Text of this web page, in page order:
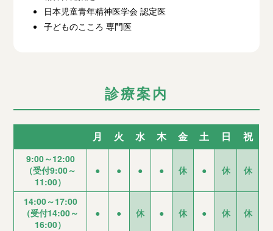
日本児童青年精神医学会 認定医
子どものこころ 専門医
診療案内
月 火 水 木 金 土 日 祝
9:00～12:00
（受付9:00～
11:00）
● ● ● ● 休 ● 休 休
14:00～17:00
（受付14:00～
16:00）
● ● 休 ● 休 ● 休 休